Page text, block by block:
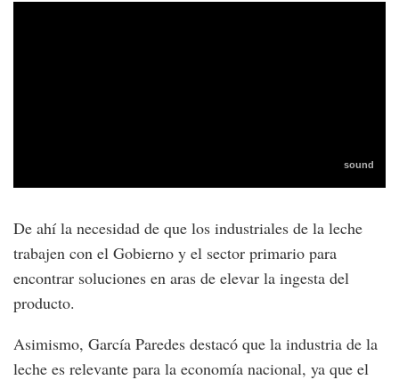
De ahí la necesidad de que los industriales de la leche
trabajen con el Gobierno y el sector primario para
encontrar soluciones en aras de elevar la ingesta del
producto.
Asimismo, García Paredes destacó que la industria de la
leche es relevante para la economía nacional, ya que el